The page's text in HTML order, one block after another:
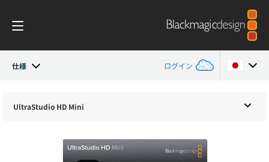
仕様 ログイン
Austria
UltraStudio HD Mini